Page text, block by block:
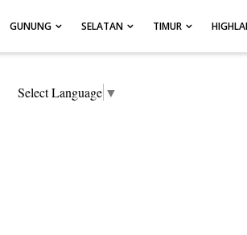
GUNUNG SELATAN TIMUR
Select Language ▼